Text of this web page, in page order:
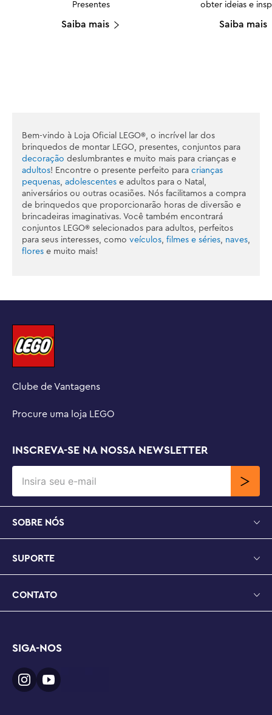
Presentes
Saiba mais
obter ideias e
Saiba mais
Bem-vindo à Loja Oficial LEGO®, o incrível lar dos
brinquedos de montar LEGO, presentes, conjuntos para
decoração deslumbrantes e muito mais para crianças e
adultos! Encontre o presente perfeito para crianças
pequenas, adolescentes e adultos para o Natal,
aniversários ou outras ocasiões. Nós facilitamos a compra
de brinquedos que proporcionarão horas de diversão e
brincadeiras imaginativas. Você também encontrará
conjuntos LEGO® selecionados para adultos, perfeitos
para seus interesses, como veículos, filmes e séries, naves,
flores e muito mais!
Clube de Vantagens
Procure uma loja LEGO
INSCREVA-SE NA NOSSA NEWSLETTER
SOBRE NÓS
SUPORTE
CONTATO
SIGA-NOS